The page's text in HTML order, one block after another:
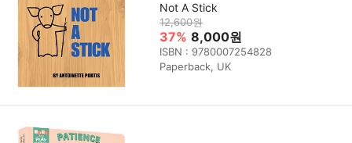
Not A Stick
12,600원
37% 8,000원
ISBN : 9780007254828
Paperback, UK